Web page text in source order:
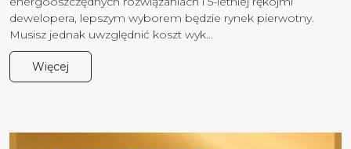
dewelopera, lepszym wyborem będzie rynek pierwotny.
Musisz jednak uwzględnić koszt wyk...
Więcej